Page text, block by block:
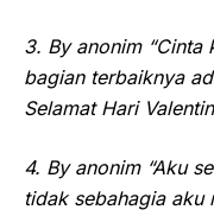
3. By anonim
bagian terbaiknya
Selamat Hari
4. By anonim “Aku
tidak sebahagia aku